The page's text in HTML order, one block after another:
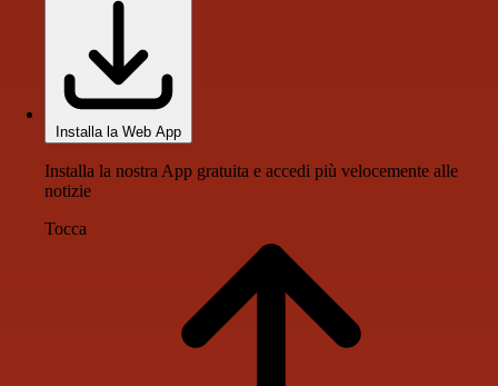
Installa la Web App
Installa la nostra App gratuita e accedi più velocemente alle
notizie
Tocca